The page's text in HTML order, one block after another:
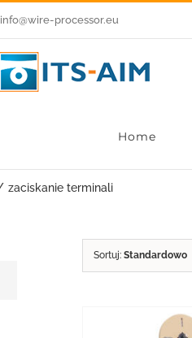
info@wire-processor.eu
Home
zaciskanie terminali
Sortuj:Standardowo